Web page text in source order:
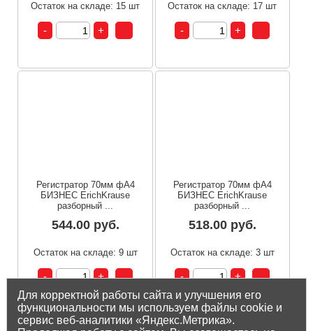
Остаток на складе: 15 шт Остаток на складе: 17 шт
Регистратор 70мм фА4
БИЗНЕС ErichKrause
разборный ...
544.00 руб.
Остаток на складе: 9 шт
Регистратор 70мм фА4
БИЗНЕС ErichKrause
разборный ...
518.00 руб.
Остаток на складе: 3 шт
Для корректной работы сайта и улучшения его
функциональности мы используем файлы cookie и
сервис веб-аналитики «Яндекс.Метрика».